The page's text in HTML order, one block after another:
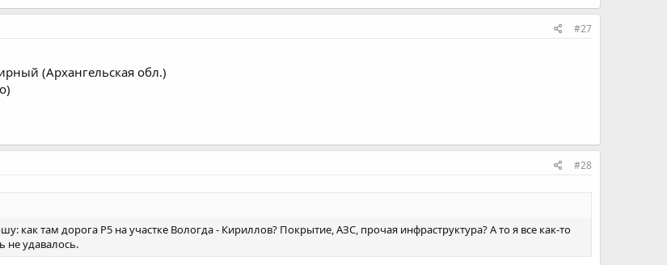
#27
(Архангельская обл.)
#28
как там дорога Р5 на участке Вологда - Кириллов? Покрытие, АЗС, прочая инфраструктура? А то я все как-то
не удавалось.